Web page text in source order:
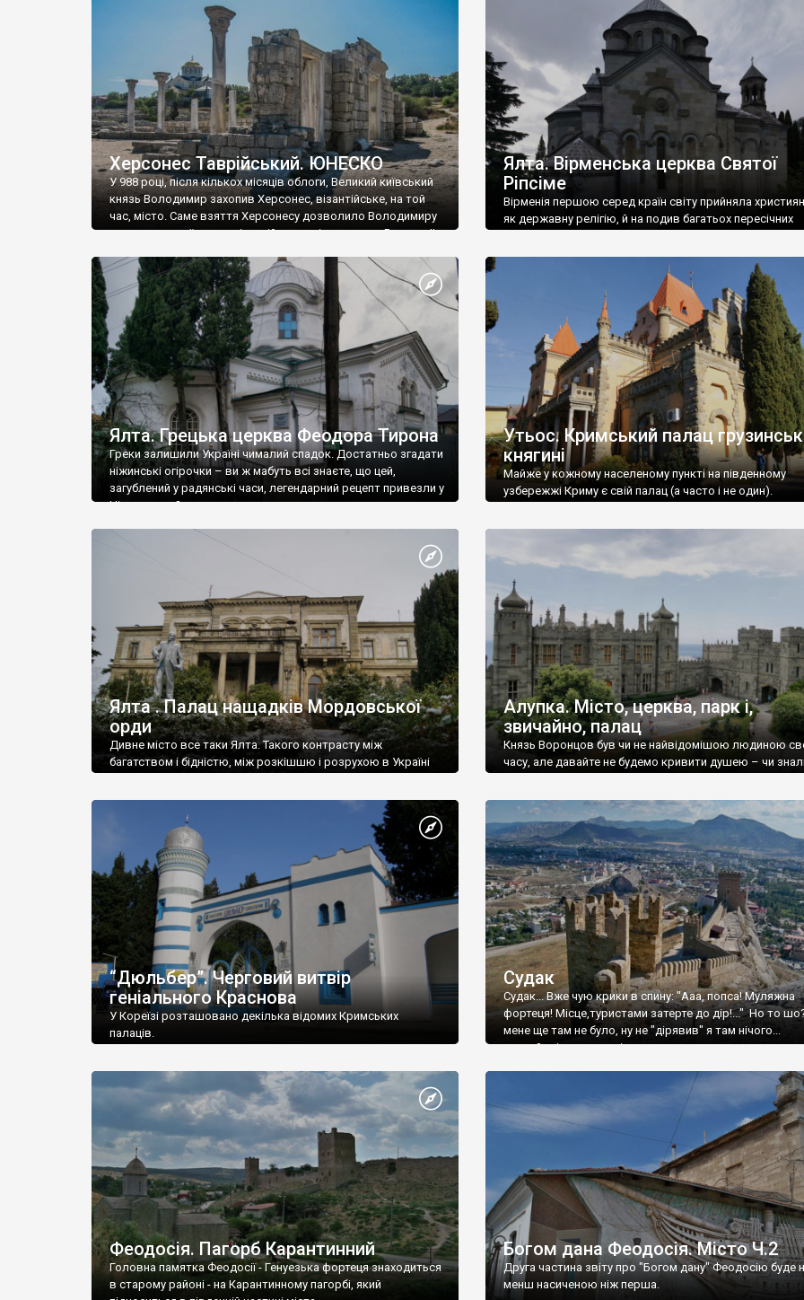
візантійської доби. Раритети викрадені з фондів об’єкту
культурної спадщини ЮНЕСКО «Херсонеса Таврійського».
Офіційно – на виставку «Золото Візантії», але експерти та
влада в Україні вважають це лише […]
називаються «повстяками» (postaki)…” “Вино. Крим
виробляє відмінне вино і його вдосталь: воно все
легке біле і дуже […]
Херсонес Таврійський. ЮНЕСКО
У 988 році, після кількох місяців облоги, Великий київський
князь Володимир захопив Херсонес, візантійське, на той
час, місто. Саме взяття Херсонесу дозволило Володимиру
диктувати свої умови візантійському імператору Василю ІІ,
Херсонесі Володимир-язичник, став Василем-
християнином. А потім було Хрещення Русі. На честь
Херсонесу Таврійського названо місто […]
Ялта. Вірменська церква Святої
Ріпсіме
Вірменія першою серед країн світу прийняла
як державну релігію, й на подив багатьох пересічних
Ялта. Грецька церква Феодора Тирона
Греки залишили Україні чималий спадок. Достатньо згадати
ніжинські огірочки – ви ж мабуть всі знаєте, що цей,
загублений у радянські часи, легендарний рецепт привезли у
Ніжин греки?
Утьос. Кримський палац
княгині
Майже у кожному населеному пункті на південному
узбережжі Криму є свій палац (а часто і не один).
Ялта . Палац нащадків Мордовської
орди
Дивне місто все таки Ялта. Такого контрасту між
багатством і бідністю, між розкішшю і розрухою в Україні
Алупка. Місто, церква, парк і,
звичайно, палац
Князь Воронцов був чи не найвідомішою людиною
часу, але давайте не будемо кривити душею – чи
“Дюльбер”. Черговий витвір
геніального Краснова
У Кореїзі розташовано декілька відомих Кримських
палаців.
Судак
Судак... Вже чую крики в спину: "Ааа, попса! Муляжна
фортеця! Місце,туристами затерте до дір!..." Но то
мене ще там не було, ну не "дірявив" я там нічого...
принаймні до цього літа.
Феодосія. Пагорб Карантинний
Головна памятка Феодосії - Генуезька фортеця знаходиться
в старому районі - на Карантинному пагорбі, який
Богом дана Феодосія. Місто Ч.2
Друга частина звіту про "Богом дану" Феодосію буде
менш насиченою ніж перша.